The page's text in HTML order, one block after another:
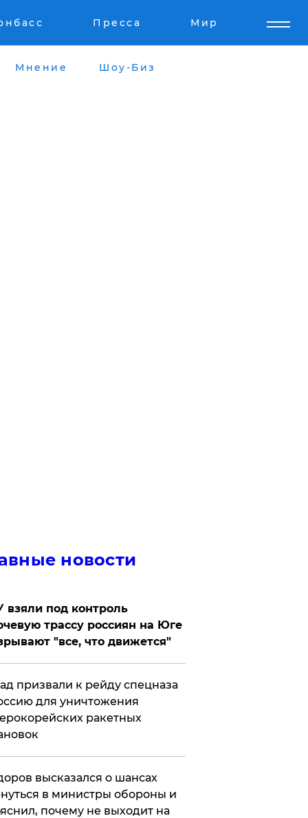
Пресса Мир
Мнение Шоу-Биз
новости
взяли под контроль
трассу россиян на Юге
"все, что движется"
призвали к рейду спецназа
для уничтожения
ракетных
высказался о шансах
в министры обороны и
почему не выходит на